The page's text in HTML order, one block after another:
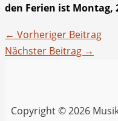
den Ferien ist Montag,
← Vorheriger Beitrag
Nächster Beitrag →
Copyright © 2026